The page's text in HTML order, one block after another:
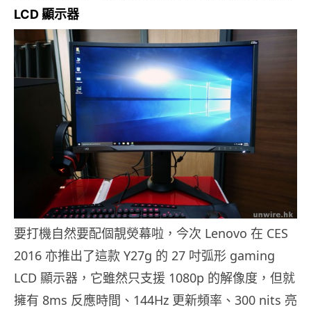
LCD 顯示器
要打機自然要配個靚熒幕啦，今次 Lenovo 在 CES
2016 亦推出了這款 Y27g 的 27 吋弧形 gaming
LCD 顯示器，它雖然只支援 1080p 的解像度，但就
擁有 8ms 反應時間、144Hz 更新頻率、300 nits 亮